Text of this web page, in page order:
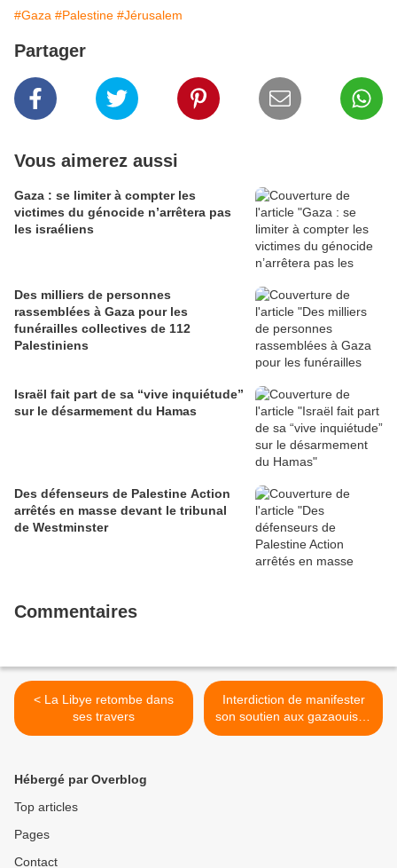
#Gaza #Palestine #Jérusalem
Partager
Vous aimerez aussi
Gaza : se limiter à compter les
victimes du génocide n’arrêtera pas
les israéliens
Des milliers de personnes
rassemblées à Gaza pour les
funérailles collectives de 112
Palestiniens
Israël fait part de sa “vive inquiétude”
sur le désarmement du Hamas
Des défenseurs de Palestine Action
arrêtés en masse devant le tribunal
de Westminster
Commentaires
< La Libye retombe dans
ses travers
Interdiction de manifester
son soutien aux gazaouis....
à Ramallah ... et à Paris >
Hébergé par Overblog
Top articles
Pages
Contact